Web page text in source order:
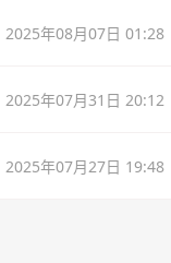
2025年08月07日 01:28
2025年07月31日 20:12
2025年07月27日 19:48